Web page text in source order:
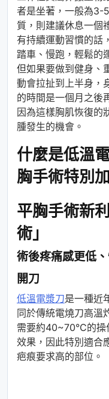
者是坐著，一般為3-
質，則建議休息一個
有持續運動習慣的話
踏車、慢跑，輕鬆的
但如果要做到健身、
動會拉扯到上半身，
的時間是一個月之後
因為這樣胸肌恢復的
腫發生的機會。
什麼是低溫
胸手術特別
平胸手術新
術」
術後疼痛感更低
開刀
低溫電漿刀是一種近
同於傳統電燒刀高溫
需要約40~70°C的操
效果，因此特別適合
疤痕要求高的部位。